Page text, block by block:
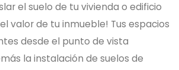
el suelo de tu vivienda o edificio
valor de tu inmueble! Tus espacios
desde el punto de vista
la instalación de suelos de